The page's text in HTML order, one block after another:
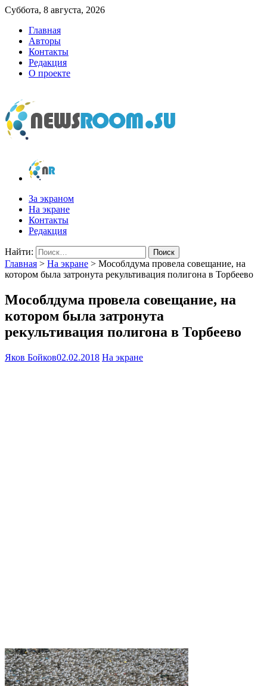
Суббота, 8 августа, 2026
Главная
Авторы
Контакты
Редакция
О проекте
newsroom.su
Новости о новостях
За экраном
На экране
Контакты
Редакция
Найти:
Главная > На экране > Мособлдума провела совещание, на
котором была затронута рекультивация полигона в Торбеево
Мособлдума провела совещание, на
котором была затронута
рекультивация полигона в Торбеево
Яков Бойков02.02.2018 На экране